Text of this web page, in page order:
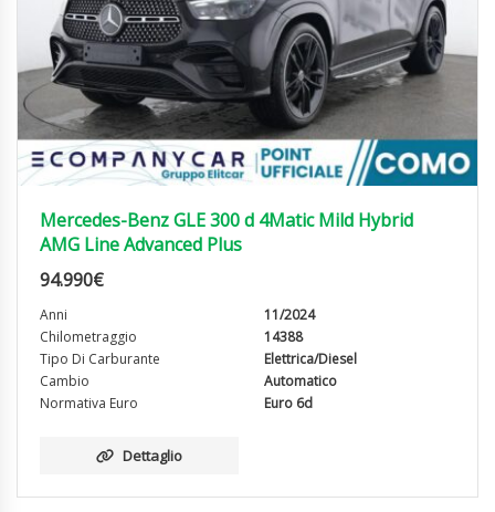
Mercedes-Benz GLE 300 d 4Matic Mild Hybrid
AMG Line Advanced Plus
94.990€
Anni
11/2024
Chilometraggio
14388
Tipo Di Carburante
Elettrica/Diesel
Cambio
Automatico
Normativa Euro
Euro 6d
Dettaglio